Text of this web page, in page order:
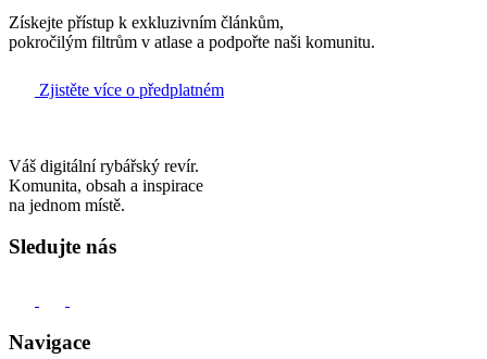
Získejte přístup k exkluzivním článkům,
pokročilým filtrům v atlase a podpořte naši komunitu.
Zjistěte více o předplatném
Váš digitální rybářský revír.
Komunita, obsah a inspirace
na jednom místě.
Sledujte nás
Navigace